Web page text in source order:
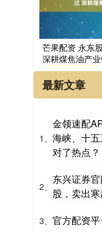
芒果配资 永东
深耕煤焦油产
最新文章
1、
金领速配
海峡、十
对了热点？
2、
东兴证券
股，卖出
3、 官方配资